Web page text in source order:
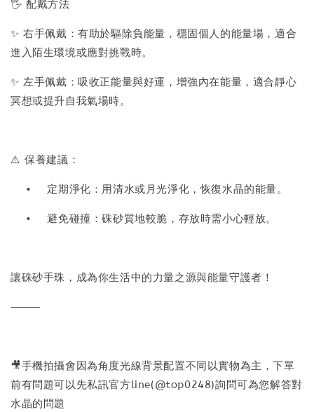
🖐 配戴方法
✨ 右手佩戴：有助於驅除負能量，穩固個人的能量場，適合
進入陌生環境或應對挑戰時。
✨ 左手佩戴：吸收正能量與好運，增強內在能量，適合靜心
冥想或提升自我氣場時。
⚠️ 保養建議：
• 定期淨化：用清水或月光淨化，恢復水晶的能量。
• 避免碰撞：硃砂質地較脆，存放時需小心輕放。
讓硃砂手珠，成為你生活中的力量之源與能量守護者！
⸻
🎥手機拍攝會因為角度光線背景配置不同以實物為主，下單
前有問題可以先私訊官方line(@top0248)詢問可為您解答對
水晶的問題